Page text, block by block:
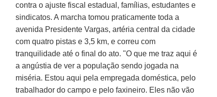
contra o ajuste fiscal estadual, famílias, estudantes e
sindicatos. A marcha tomou praticamente toda a
avenida Presidente Vargas, artéria central da cidade
com quatro pistas e 3,5 km, e correu com
tranquilidade até o final do ato. "O que me traz aqui é
a angústia de ver a população sendo jogada na
miséria. Estou aqui pela empregada doméstica, pelo
trabalhador do campo e pelo faxineiro. Eles não vão